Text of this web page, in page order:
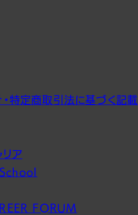
特定商取引法に基づく記載
リア
FORUM